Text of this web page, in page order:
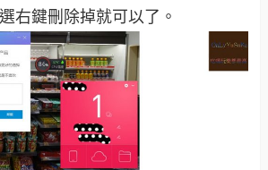
右鍵刪除掉就可以了。